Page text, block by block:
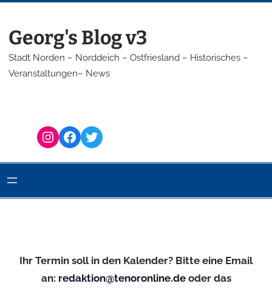
Georg's Blog v3
Stadt Norden – Norddeich – Ostfriesland – Historisches –
Veranstaltungen– News
Instagram Facebook Twitter
Ihr Termin soll in den Kalender? Bitte eine Email
an: redaktion@tenoronline.deoder das